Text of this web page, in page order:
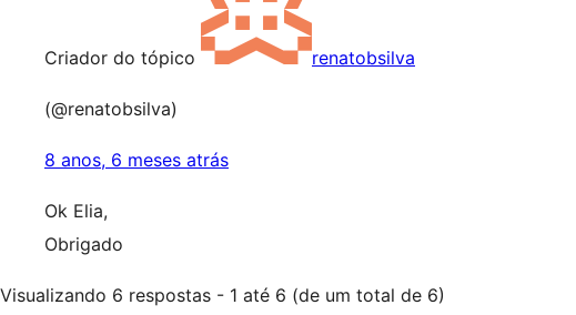
Criador do tópico renatobsilva
(@renatobsilva)
8 anos, 6 meses atrás
Ok Elia,
Obrigado
Visualizando 6 respostas - 1 até 6 (de um total de 6)